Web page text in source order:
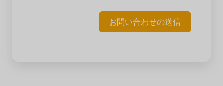
お問い合わせの送信